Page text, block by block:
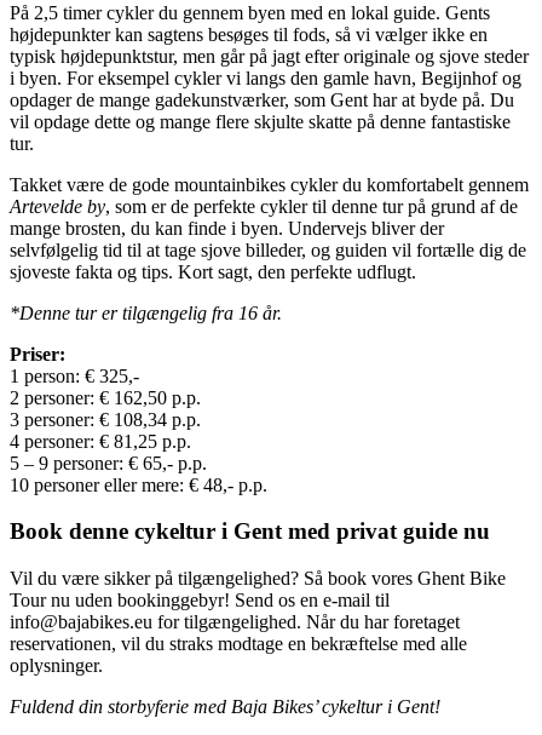
På 2,5 timer cykler du gennem byen med en lokal guide. Gents
højdepunkter kan sagtens besøges til fods, så vi vælger ikke en
typisk højdepunktstur, men går på jagt efter originale og sjove steder
i byen. For eksempel cykler vi langs den gamle havn, Begijnhof og
opdager de mange gadekunstværker, som Gent har at byde på. Du
vil opdage dette og mange flere skjulte skatte på denne fantastiske
tur.
Takket være de gode mountainbikes cykler du komfortabelt gennem
Artevelde by, som er de perfekte cykler til denne tur på grund af de
mange brosten, du kan finde i byen. Undervejs bliver der
selvfølgelig tid til at tage sjove billeder, og guiden vil fortælle dig de
sjoveste fakta og tips. Kort sagt, den perfekte udflugt.
*Denne tur er tilgængelig fra 16 år.
Priser:
1 person: € 325,-
2 personer: € 162,50 p.p.
3 personer: € 108,34 p.p.
4 personer: € 81,25 p.p.
5 – 9 personer: € 65,- p.p.
10 personer eller mere: € 48,- p.p.
Book denne cykeltur i Gent med privat guide nu
Vil du være sikker på tilgængelighed? Så book vores Ghent Bike
Tour nu uden bookinggebyr! Send os en e-mail til
info@bajabikes.eu for tilgængelighed. Når du har foretaget
reservationen, vil du straks modtage en bekræftelse med alle
oplysninger.
Fuldend din storbyferie med Baja Bikes’ cykeltur i Gent!